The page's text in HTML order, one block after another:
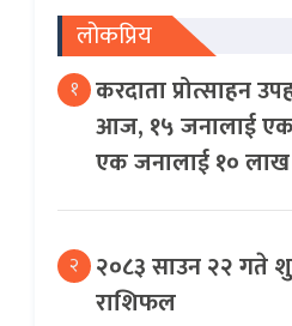
लोकप्रिय
१ करदाता प्रोत्साहन
आज, १५ जनालाई
एक जनालाई १० लाख
२ २०८३ साउन २२ गते
राशिफल